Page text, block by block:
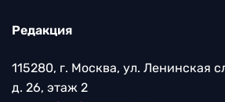
Редакция
115280, г. Москва, ул. Ленинская
д. 26, этаж 2